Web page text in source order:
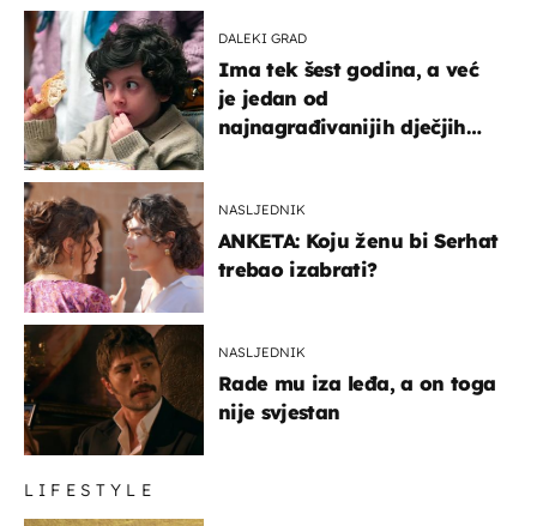
DALEKI GRAD
Ima tek šest godina, a već
je jedan od
najnagrađivanijih dječjih
NASLJEDNIK
ANKETA: Koju ženu bi Serhat
trebao izabrati?
NASLJEDNIK
Rade mu iza leđa, a on toga
nije svjestan
LIFESTYLE